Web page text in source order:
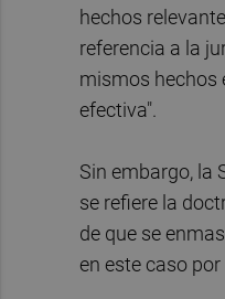
hechos
referencia a la
mismos hechos
efectiva".
Sin embargo, la
se refiere la
de que se
en este caso